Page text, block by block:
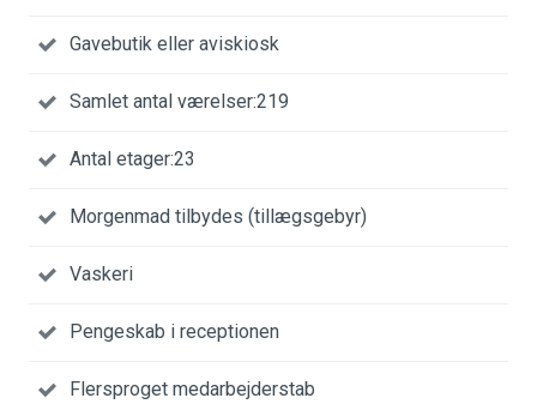
Gavebutik eller aviskiosk
Samlet antal værelser:219
Antal etager:23
Morgenmad tilbydes (tillægsgebyr)
Vaskeri
Pengeskab i receptionen
Flersproget medarbejderstab